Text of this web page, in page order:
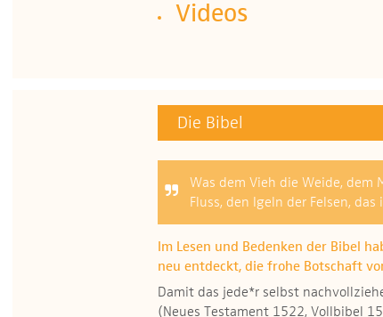
Videos
Die Bibel
Was dem Vieh die Weide, dem
Fluss, den Igeln der Felsen,
Im Lesen und Bedenken der Bibel
neu entdeckt, die frohe Botschaft
Damit das jede*r selbst
(Neues Testament 1522, Vollbibel